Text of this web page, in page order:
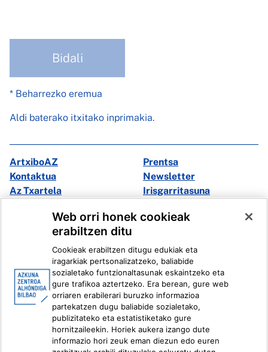
Bidali
* Beharrezko eremua
Aldi baterako itxitako inprimakia.
ArtxiboAZ
Prentsa
Kontaktua
Newsletter
Az Txartela
Irisgarritasuna
Instagram
Youtube
Linkedin
Ivoox
Lege informazioa Barneko Informazio Sistema
Web orri honek cookieak
erabiltzen ditu
Cookieak erabiltzen ditugu edukiak eta
iragarkiak pertsonalizatzeko, baliabide
sozialetako funtzionaltasunak eskaintzeko eta
gure trafikoa aztertzeko. Era berean, gure web
orriaren erabilerari buruzko informazioa
partekatzen dugu baliabide sozialetako,
publizitateko eta estatistiketako gure
hornitzaileekin. Horiek aukera izango dute
informazio hori zeuk eman diezun edo euren